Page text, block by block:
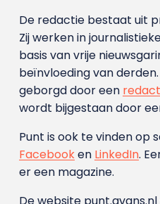
De redactie bestaat uit
Zij werken in
basis van vrije
beïnvloeding van
geborgd door een
wordt bijgestaan door
Punt is ook te vinden op
Facebooken LinkedIn.
er een magazine.
De website